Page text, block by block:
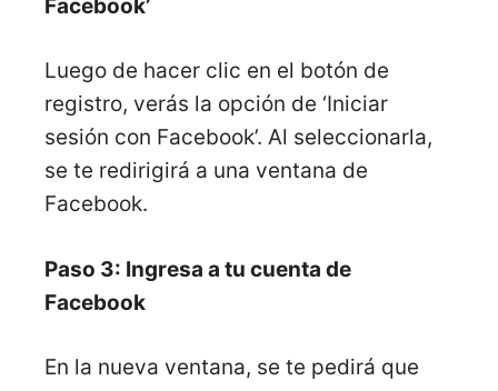
Facebook’
Luego de hacer clic en el botón de
registro, verás la opción de ‘Iniciar
sesión con Facebook’. Al seleccionarla,
se te redirigirá a una ventana de
Facebook.
Paso 3: Ingresa a tu cuenta de
Facebook
En la nueva ventana, se te pedirá que